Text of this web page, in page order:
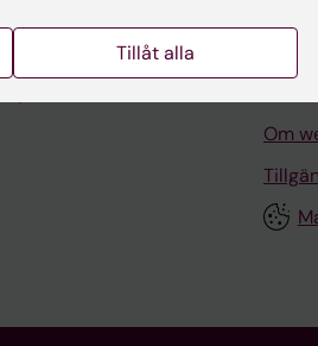
Innovation
Om
Tillåt alla